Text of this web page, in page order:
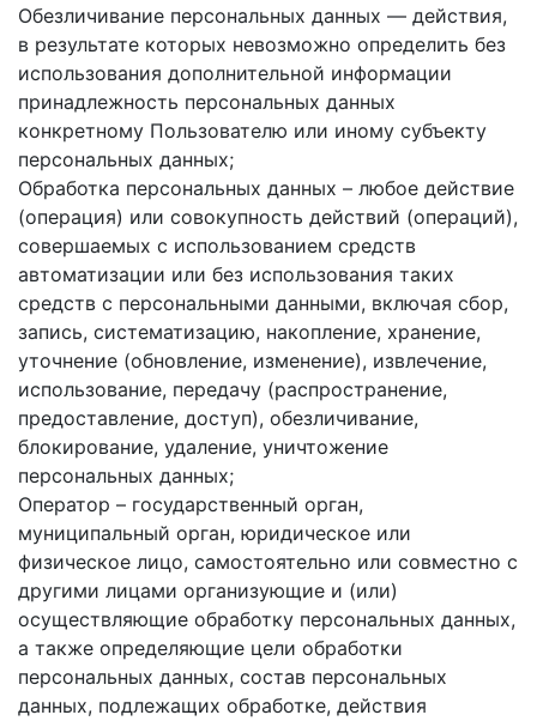
Обезличивание персональных данных — действия,
в результате которых невозможно определить без
использования дополнительной информации
принадлежность персональных данных
конкретному Пользователю или иному субъекту
персональных данных;
Обработка персональных данных – любое действие
(операция) или совокупность действий (операций),
совершаемых с использованием средств
автоматизации или без использования таких
средств с персональными данными, включая сбор,
запись, систематизацию, накопление, хранение,
уточнение (обновление, изменение), извлечение,
использование, передачу (распространение,
предоставление, доступ), обезличивание,
блокирование, удаление, уничтожение
персональных данных;
Оператор – государственный орган,
муниципальный орган, юридическое или
физическое лицо, самостоятельно или совместно с
другими лицами организующие и (или)
осуществляющие обработку персональных данных,
а также определяющие цели обработки
персональных данных, состав персональных
данных, подлежащих обработке, действия